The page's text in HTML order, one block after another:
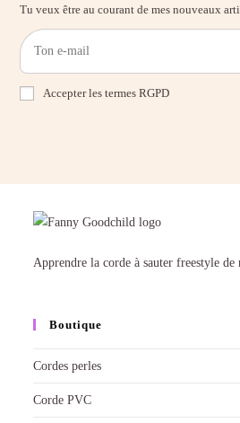
Tu veux être au courant de mes nouveaux
Accepter les termes RGPD
Apprendre la corde à sauter freestyle
Boutique
Cordes perles
Corde PVC